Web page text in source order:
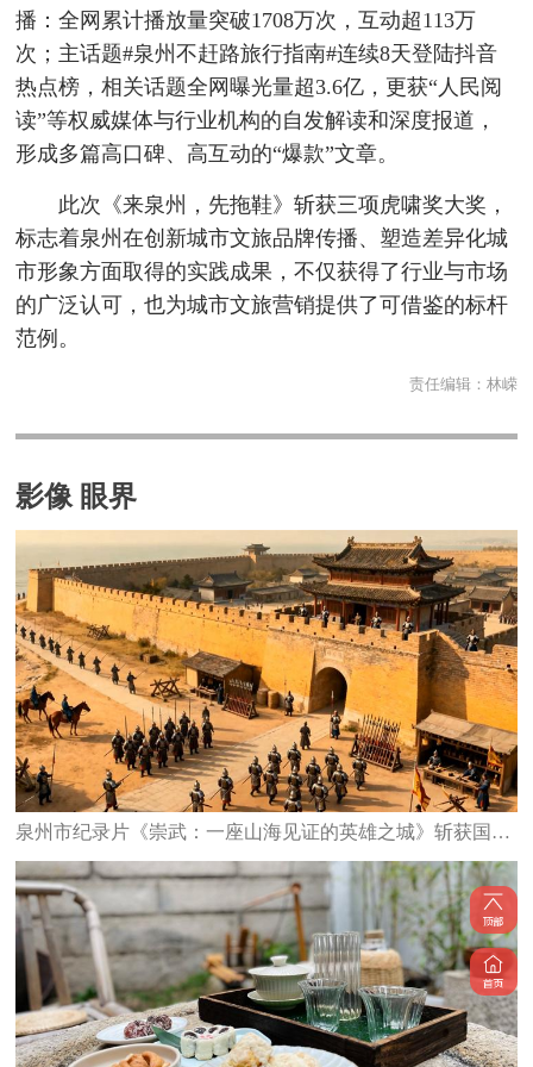
播：全网累计播放量突破1708万次，互动超113万
次；主话题#泉州不赶路旅行指南#连续8天登陆抖音
热点榜，相关话题全网曝光量超3.6亿，更获“人民阅
读”等权威媒体与行业机构的自发解读和深度报道，
形成多篇高口碑、高互动的“爆款”文章。
此次《来泉州，先拖鞋》斩获三项虎啸奖大奖，
标志着泉州在创新城市文旅品牌传播、塑造差异化城
市形象方面取得的实践成果，不仅获得了行业与市场
的广泛认可，也为城市文旅营销提供了可借鉴的标杆
范例。
责任编辑： 林嵘
影像 眼界
泉州市纪录片《崇武：一座山海见证的英雄之城》斩获国家级大奖